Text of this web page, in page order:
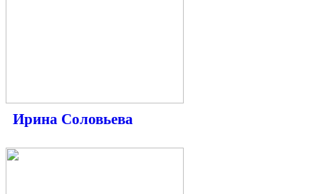
Ирина Соловьева